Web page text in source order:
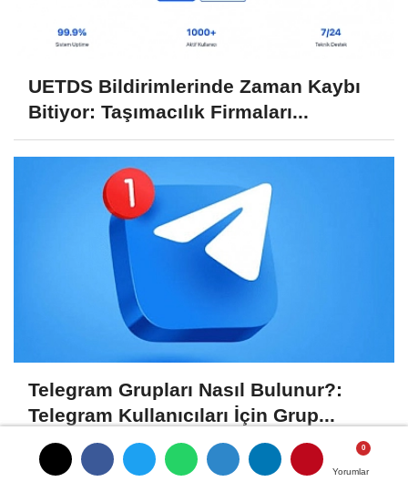
Yorumlar
Yorumlar
UETDS Bildirimlerinde Zaman Kaybı
Bitiyor: Taşımacılık Firmaları...
Telegram Grupları Nasıl Bulunur?:
Telegram Kullanıcıları İçin Grup...